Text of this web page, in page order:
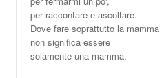
per raccontare e ascoltare.
Dove fare soprattutto la mamma
non significa essere
solamente una mamma.